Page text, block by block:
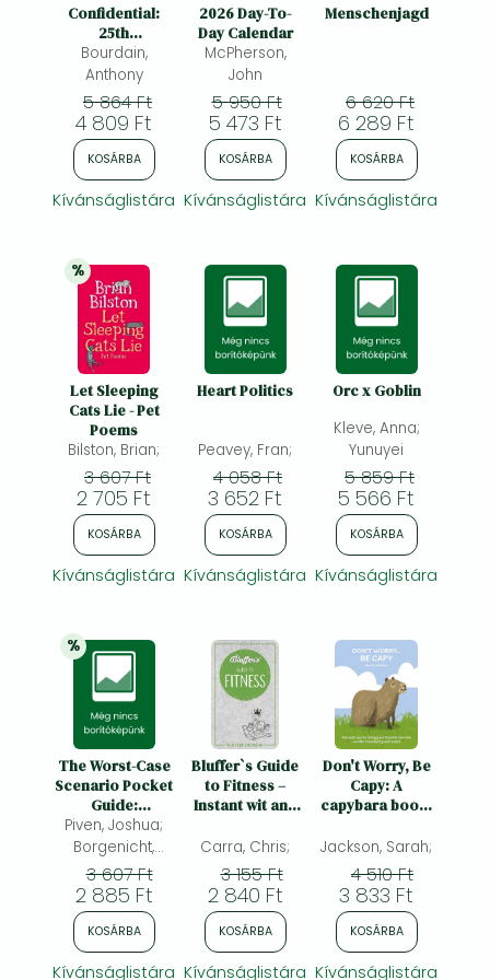
Frieren manga
Bleach manga
One-Punch Man manga
Confidential:
25th
Anniversary
Edition
Bourdain,
Anthony
5 864 Ft
4 809 Ft
KOSÁRBA
Kívánságlistára
2026 Day-To-
Day Calendar
McPherson,
John
5 950 Ft
5 473 Ft
KOSÁRBA
Kívánságlistára
Menschenjagd
6 620 Ft
6 289 Ft
KOSÁRBA
Kívánságlistára
25%
% kedvezmény
Let Sleeping
Cats Lie - Pet
Poems
Bilston, Brian;
3 607 Ft
2 705 Ft
KOSÁRBA
Kívánságlistára
Heart Politics
Peavey, Fran;
4 058 Ft
3 652 Ft
KOSÁRBA
Kívánságlistára
Orc x Goblin
Kleve, Anna;
Yunuyei
5 859 Ft
5 566 Ft
KOSÁRBA
Kívánságlistára
20%
% kedvezmény
The Worst-Case
Scenario Pocket
Guide:
Bridesmaid:
Bridesmaid
Piven, Joshua;
Borgenicht,
David; Jordan,
Sarah;
3 607 Ft
2 885 Ft
KOSÁRBA
Kívánságlistára
Bluffer`s Guide
to Fitness –
Instant wit and
Wit and Wisdom
Carra, Chris;
3 155 Ft
2 840 Ft
KOSÁRBA
Kívánságlistára
Don't Worry, Be
Capy: A
capybara book:
living your best
life from the
world’s
friendliest giant
rodent
Jackson, Sarah;
4 510 Ft
3 833 Ft
KOSÁRBA
Kívánságlistára